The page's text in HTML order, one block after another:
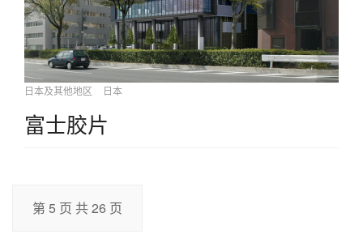
日本及其他地区 日本
富士胶片
第 5 页 共 26 页